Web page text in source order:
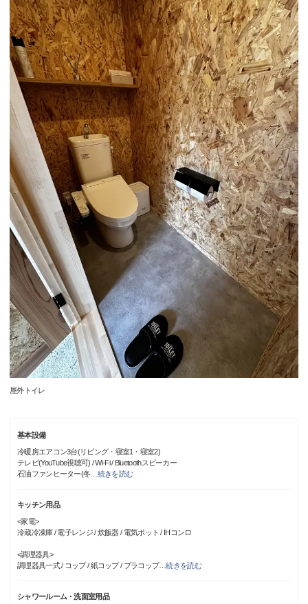
屋外トイレ
基本設備
冷暖房エアコン3台(リビング・寝室1・寝室2)
テレビ(YouTube視聴可) / Wi-Fi / Bluetoothスピーカー
石油ファンヒーター(冬… 続きを読む
キッチン用品
<家電>
冷蔵冷凍庫 / 電子レンジ / 炊飯器 / 電気ポット / IHコンロ
<調理器具>
調理器具一式 / コップ / 紙コップ / プラコップ…続きを読む
シャワールーム・洗面室用品